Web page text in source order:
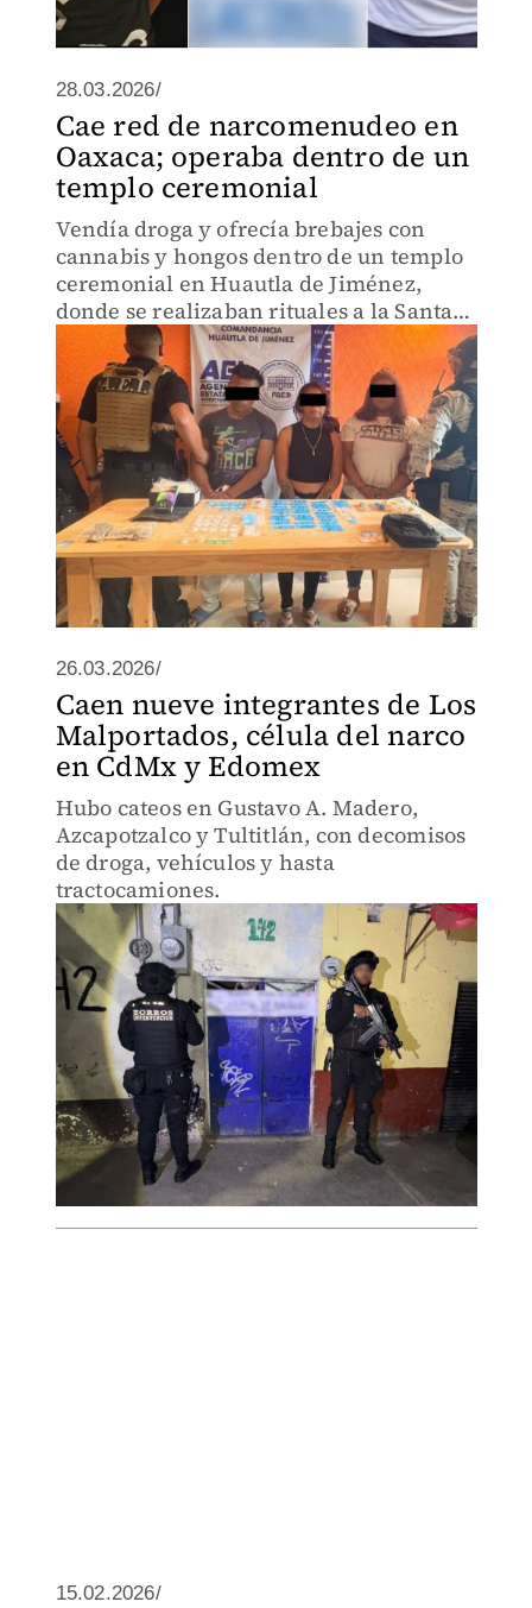
28.03.2026/
Cae red de narcomenudeo en
Oaxaca; operaba dentro de un
templo ceremonial
Vendía droga y ofrecía brebajes con
cannabis y hongos dentro de un templo
ceremonial en Huautla de Jiménez,
donde se realizaban rituales a la Santa
Muerte.
26.03.2026/
Caen nueve integrantes de Los
Malportados, célula del narco
en CdMx y Edomex
Hubo cateos en Gustavo A. Madero,
Azcapotzalco y Tultitlán, con decomisos
de droga, vehículos y hasta
tractocamiones.
15.02.2026/